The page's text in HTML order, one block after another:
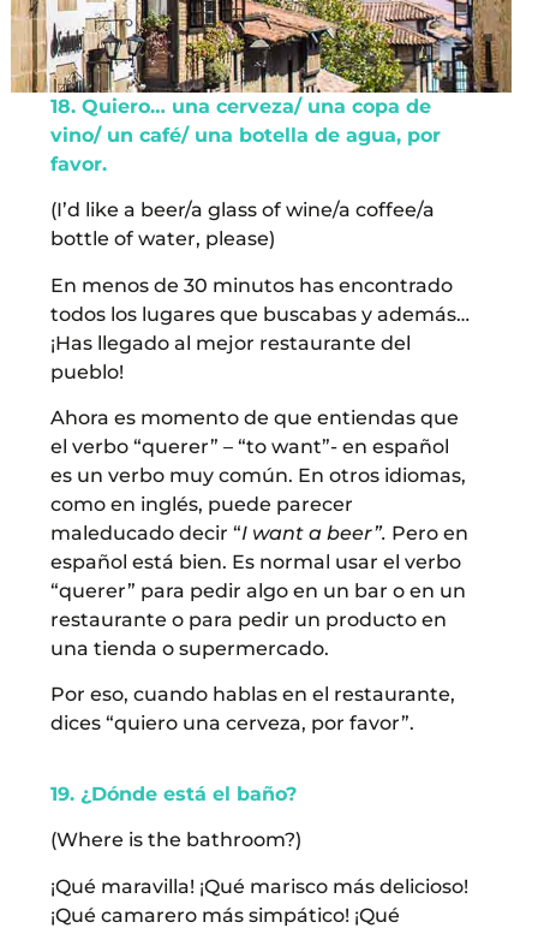
18. Quiero… una cerveza/ una copa de
vino/ un café/ una botella de agua, por
favor.
(I’d like a beer/a glass of wine/a coffee/a
bottle of water, please)
En menos de 30 minutos has encontrado
todos los lugares que buscabas y además…
¡Has llegado al mejor restaurante del
pueblo!
Ahora es momento de que entiendas que
el verbo “querer” – “to want”- en español
es un verbo muy común. En otros idiomas,
como en inglés, puede parecer
maleducado decir “I want a beer”. Pero en
español está bien. Es normal usar el verbo
“querer” para pedir algo en un bar o en un
restaurante o para pedir un producto en
una tienda o supermercado.
Por eso, cuando hablas en el restaurante,
dices “quiero una cerveza, por favor”.
19. ¿Dónde está el baño?
(Where is the bathroom?)
¡Qué maravilla! ¡Qué marisco más delicioso!
¡Qué camarero más simpático! ¡Qué